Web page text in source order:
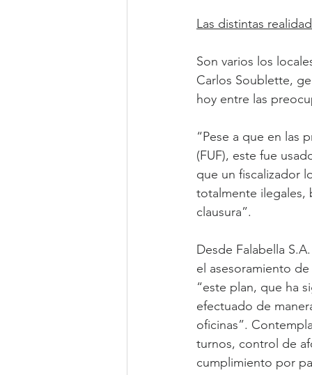
Las distintas
Son varios los
Carlos Soublette,
hoy entre las
“Pese a que en las
(FUF), este fue
que un fiscalizador
totalmente ilegales,
clausura”.
Desde Falabella
el asesoramiento
“este plan, que ha
efectuado de
oficinas”.
turnos, control de
cumplimiento por